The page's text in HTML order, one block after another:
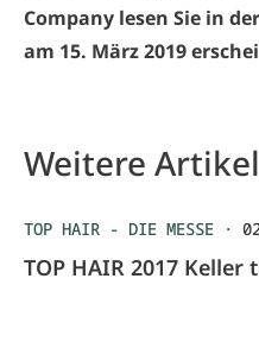
Company lesen Sie in
am 15. März 2019
Weitere Artikel
TOP HAIR - DIE MESSE ·
TOP HAIR 2017 Keller